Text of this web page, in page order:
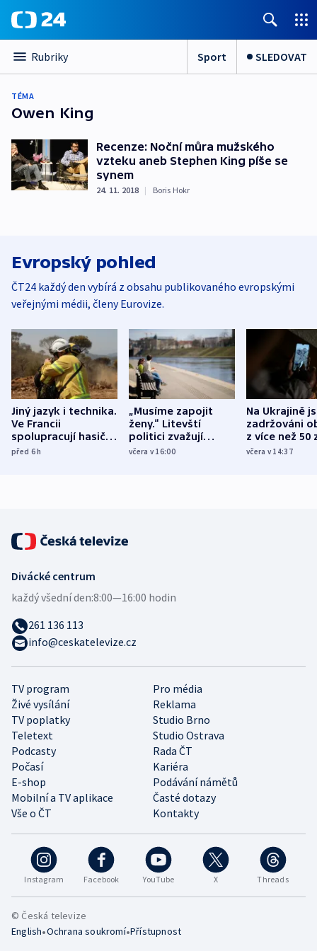
Rubriky Sport SLEDOVAT
TÉMA
Owen King
Recenze: Noční můra mužského
vzteku aneb Stephen King píše se
synem
24. 11. 2018 | Boris Hokr
Evropský pohled
ČT24 každý den vybírá z obsahu publikovaného evropskými
veřejnými médii, členy Eurovize.
Jiný jazyk i technika.
Ve Francii
spolupracují hasiči z
různých zemí
před 6h
„Musíme zapojit
ženy.“ Litevští
politici zvažují
dohodu o
včera v 16:00
Na Ukrajině
zadržováni
z více než 50
Bojovali na
včera v 14:37
Instagram Facebook YouTube X Threads
TV program
Pro média
Živé vysílání
Reklama
TV poplatky
Studio Brno
Teletext
Studio Ostrava
Podcasty
Rada ČT
Počasí
Kariéra
E-shop
Podávání námětů
Mobilní a TV aplikace
Časté dotazy
Vše o ČT
Kontakty
Divácké centrum
každý všední den:8:00—16:00 hodin
261 136 113
info@ceskatelevize.cz
© Česká televize
English•Ochrana soukromí•Přístupnost